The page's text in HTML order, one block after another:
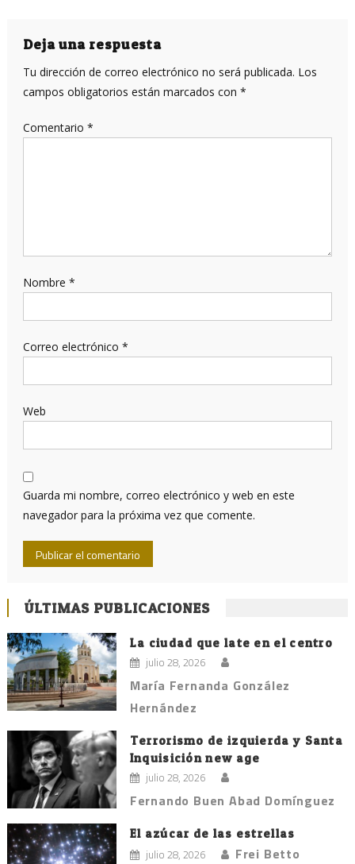
entradas
Deja una respuesta
Tu dirección de correo electrónico no será publicada. Los
campos obligatorios están marcados con *
Comentario *
Nombre *
Correo electrónico *
Web
Guarda mi nombre, correo electrónico y web en este
navegador para la próxima vez que comente.
ÚLTIMAS PUBLICACIONES
La ciudad que late en el centro
julio 28, 2026
María Fernanda González
Hernández
Terrorismo de izquierda y Santa
Inquisición new age
julio 28, 2026
Fernando Buen Abad Domínguez
El azúcar de las estrellas
julio 28, 2026 Frei Betto